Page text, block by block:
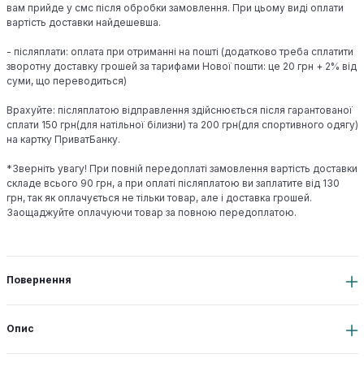
вам прийде у смс після обробки замовлення. При цьому виді оплати
вартість доставки найдешевша.
- післяплати: оплата при отриманні на пошті (додатково треба сплатити
зворотну доставку грошей за тарифами Нової пошти: це 20 грн + 2% від
суми, що переводиться)
Врахуйте: післяплатою відправлення здійснюється після гарантованої
сплати 150 грн(для натільної білизни) та 200 грн(для спортивного одягу)
на картку ПриватБанку.
*Зверніть увагу! При повній передоплаті замовлення вартість доставки
складе всього 90 грн, а при оплаті післяплатою ви заплатите від 130
грн, так як оплачується не тільки товар, але і доставка грошей.
Заощаджуйте оплачуючи товар за повною передоплатою.
Повернення
Опис